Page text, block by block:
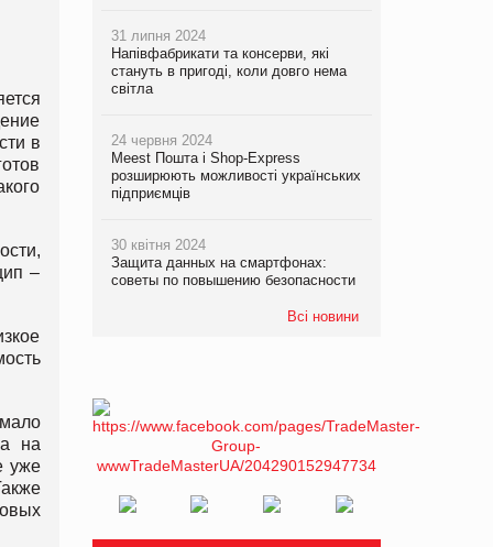
в
–
на
уже
31 липня 2024
Напівфабрикати та консерви, які
стануть в пригоді, коли довго нема
світла
24 червня 2024
Meest Пошта і Shop-Express
розширюють можливості українських
підприємців
30 квітня 2024
Защита данных на смартфонах:
советы по повышению безопасности
Всі новини